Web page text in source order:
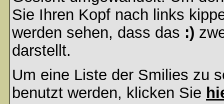
Sie Ihren Kopf nach links
werden sehen, dass das :)
darstellt.
Um eine Liste der Smilies zu
benutzt werden, klicken Sie